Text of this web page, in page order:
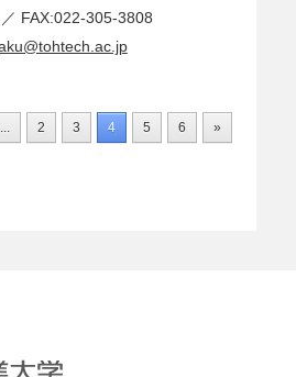
FAX:022-305-3808
... 2 3 4 5 6 »